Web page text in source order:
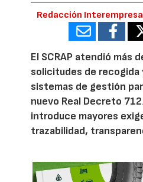
Redacción
El SCRAP atendió más
solicitudes de recogida
sistemas de gestión
nuevo Real Decreto
introduce mayores
trazabilidad,